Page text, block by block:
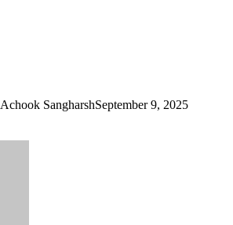
Achook SangharshSeptember 9, 2025